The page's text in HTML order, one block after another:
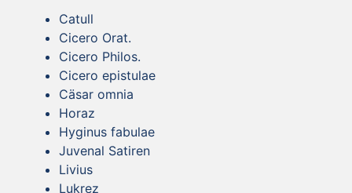
Catull
Cicero Orat.
Cicero Philos.
Cicero epistulae
Cäsar omnia
Horaz
Hyginus fabulae
Juvenal Satiren
Livius
Lukrez